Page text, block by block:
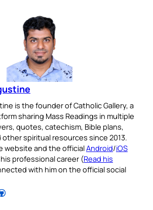
is the founder of Catholic Gallery, a
sharing Mass Readings in multiple
quotes, catechism, Bible plans,
spiritual resources since 2013.
website and the officialAndroid/iOS
professional career (Read his
with him on the official social
GitHub